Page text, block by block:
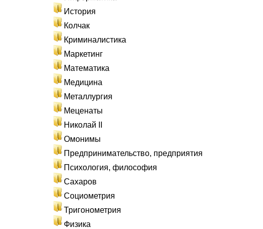
История
Колчак
Криминалистика
Маркетинг
Математика
Медицина
Металлургия
Меценаты
Николай II
Омонимы
Предпринимательство, предприятия
Психология, философия
Сахаров
Социометрия
Тригонометрия
Физика